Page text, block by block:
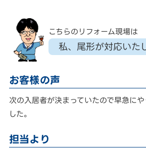
こちらのリフォーム現場は
私、尾形が対応いた
お客様の声
次の入居者が決まっていたので早急に
した。
担当より